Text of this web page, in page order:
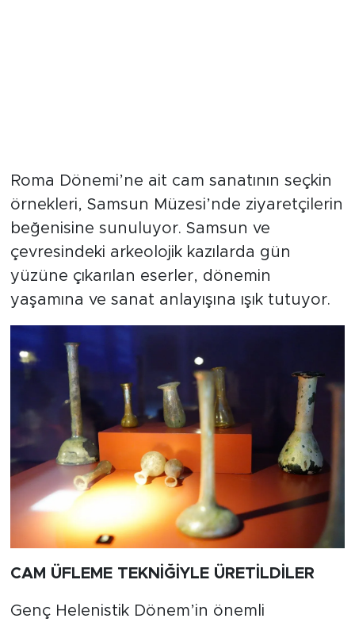
Roma Dönemi’ne ait cam sanatının seçkin
örnekleri, Samsun Müzesi’nde ziyaretçilerin
beğenisine sunuluyor. Samsun ve
çevresindeki arkeolojik kazılarda gün
yüzüne çıkarılan eserler, dönemin
yaşamına ve sanat anlayışına ışık tutuyor.
CAM ÜFLEME TEKNİĞİYLE ÜRETİLDİLER
Genç Helenistik Dönem’in önemli